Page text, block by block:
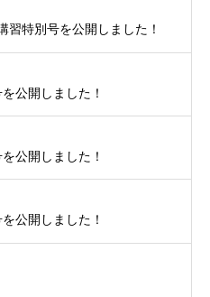
習特別号を公開しました！
公開しました！
公開しました！
公開しました！